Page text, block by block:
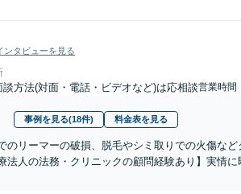
ンタビューを見る
談方法(対面・電話・ビデオなど)は応相談営業時間
事例を見る(18件) 料金表を見る
のリーマーの破損、脱毛やシミ取りでの火傷な
法人の法務・クリニックの顧問経験あり】実情